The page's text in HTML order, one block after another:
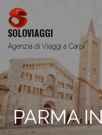
SOLOVIAGGI
Agenzia di Viaggi a Carpi
PARMA